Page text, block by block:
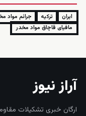
ایران ترکیه جرائم مواد
مافیای قاچاق مواد مخدر
آراز نیوز
ارگان خبری تشکیلات